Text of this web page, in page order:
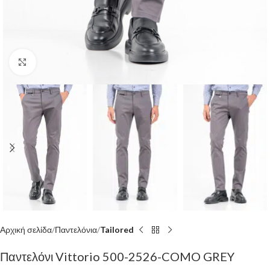
Αρχική σελίδα Παντελόνια Tailored
Παντελόνι Vittorio 500-2526-COMO GREY